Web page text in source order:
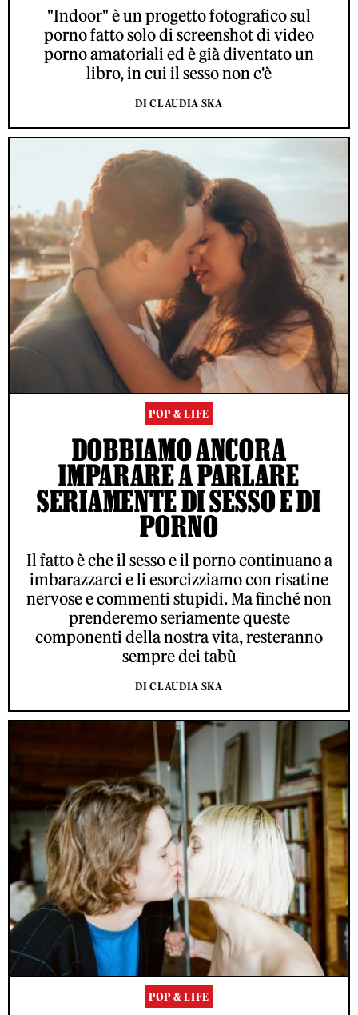
"Indoor" è un progetto fotografico sul
porno fatto solo di screenshot di video
porno amatoriali ed è già diventato un
libro, in cui il sesso non c'è
DI CLAUDIA SKA
POP & LIFE
DOBBIAMO ANCORA
IMPARARE A PARLARE
SERIAMENTE DI SESSO E DI
PORNO
Il fatto è che il sesso e il porno continuano a
imbarazzarci e li esorcizziamo con risatine
nervose e commenti stupidi. Ma finché non
prenderemo seriamente queste
componenti della nostra vita, resteranno
sempre dei tabù
DI CLAUDIA SKA
POP & LIFE